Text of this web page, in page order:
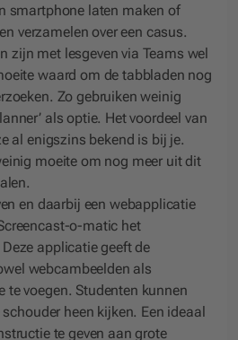
smartphone laten maken of
verzamelen over een casus.
zijn met lesgeven via Teams wel
waard om de tabbladen nog
Zo gebruiken weinig
als optie. Het voordeel van
al enigszins bekend is bij je.
moeite om nog meer uit dit
en daarbij een webapplicatie
o-matic het
applicatie geeft de
webcambeelden als
te voegen. Studenten kunnen
heen kijken. Een ideaal
te geven aan grote